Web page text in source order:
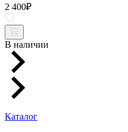
2 400₽
В наличии
Каталог